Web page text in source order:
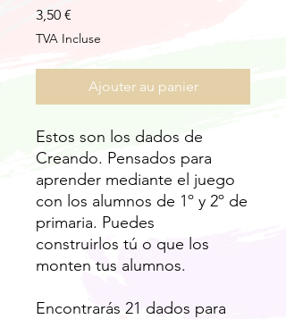
3,50 €
TVA Incluse
Ajouter au panier
Estos son los dados de
Creando. Pensados para
aprender mediante el juego
con los alumnos de 1º y 2º de
primaria. Puedes
construirlos tú o que los
monten tus alumnos.
Encontrarás 21 dados para